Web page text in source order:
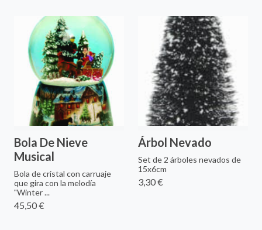
Bola De Nieve
Musical
Bola de cristal con carruaje
que gira con la melodía
"Winter ...
45,50 €
Árbol Nevado
Set de 2 árboles nevados de
15x6cm
3,30 €